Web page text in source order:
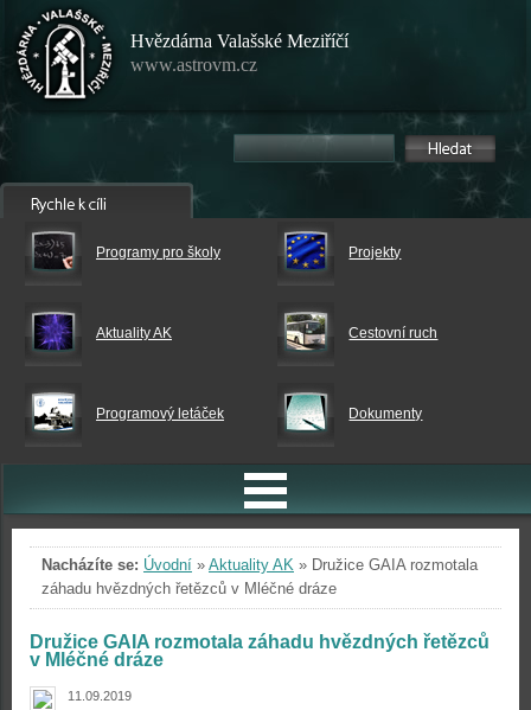
Hvězdárna Valašské Meziříčí
www.astrovm.cz
Programy pro školy Projekty
Aktuality AK Cestovní ruch
Programový letáček Dokumenty
Nacházíte se: Úvodní » Aktuality AK » Družice GAIA rozmotala
záhadu hvězdných řetězců v Mléčné dráze
Družice GAIA rozmotala záhadu hvězdných řetězců
v Mléčné dráze
11.09.2019